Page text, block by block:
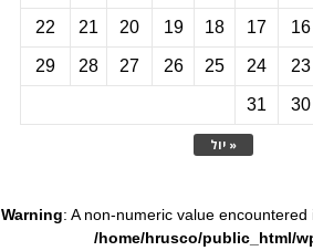
« יול
16
17
18
19
20
21
22
23
24
25
26
27
28
29
30
31
Warning: A non-numeric value encountered
/home/hrusco/public_html/